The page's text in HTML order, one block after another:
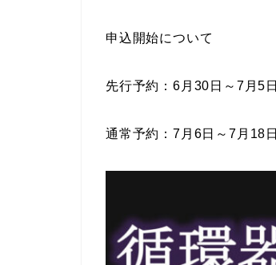
申込開始について
先行予約：6月30日～7月5日
通常予約：7月6日～7月18日